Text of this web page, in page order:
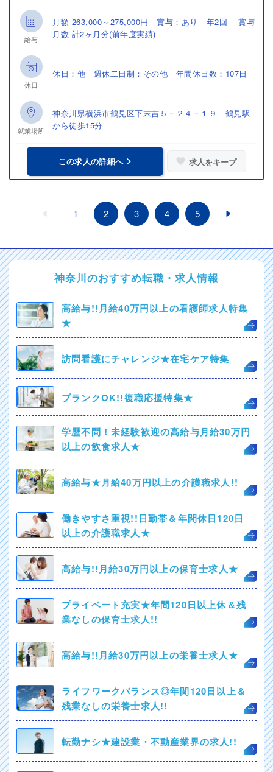
給与
月額 263,000～275,000円 賞与：あり 年2回 賞与
月数 計2ヶ月分(前年度実績)
休日
休日：他 週休二日制：その他 年間休日数：107日
就業場所
神奈川県横浜市鶴見区下末吉５－２４－１９ 鶴見駅
から徒歩15分
この求人の詳細へ 求人をキープ
1 2 3 4 5
神奈川のおすすめ転職・求人情報
高給与!!月給40万円以上の看護師求人特集
★
訪問看護にチャレンジ★在宅ケア特集
ブランクOK!!復職応援特集★
学歴不問！未経験歓迎の高給与月給30万円
以上の飲食求人★
高給与★月給40万円以上の介護職求人!!
働きやすさ重視!!日勤帯＆年間休日120日
以上の介護職求人★
高給与!!月給30万円以上の保育士求人★
プライベート充実★年間120日以上休＆残
業なしの保育士求人!!
高給与!!月給30万円以上の栄養士求人★
ライフワークバランス◎年間120日以上＆
残業なしの栄養士求人!!
転勤ナシ★建設業・不動産業界の求人!!